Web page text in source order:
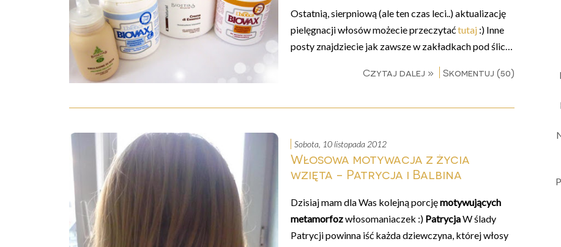
Ostatnią, sierpniową (ale ten czas leci..) aktualizację
pielęgnacji włosów możecie przeczytaćtutaj :) Inne
posty znajdziecie jak zawsze w zakładkach pod ślic…
Czytaj dalej » Skomentuj (50)
sobota, 10 listopada 2012
Włosowa motywacja z życia
wzięta - Patrycja i Balbina
Dzisiaj mam dla Was kolejną porcjęmotywujących
metamorfozwłosomaniaczek :) PatrycjaW ślady
Patrycji powinna iść każda dziewczyna, której włosy